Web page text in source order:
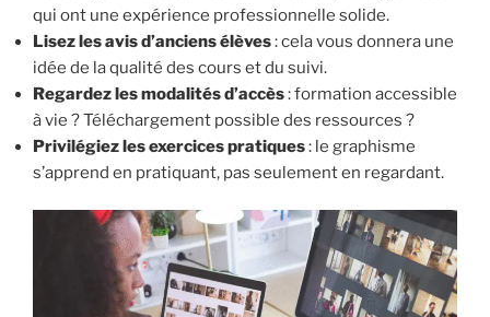
qui ont une expérience professionnelle solide.
Lisez les avis d’anciens élèves: cela vous donnera une
idée de la qualité des cours et du suivi.
Regardez les modalités d’accès: formation accessible
à vie ? Téléchargement possible des ressources ?
Privilégiez les exercices pratiques: le graphisme
s’apprend en pratiquant, pas seulement en regardant.